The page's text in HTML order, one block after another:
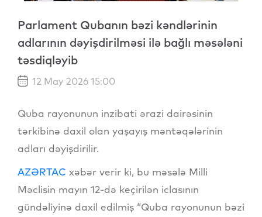
Parlament Qubanın bəzi kəndlərinin
adlarının dəyişdirilməsi ilə bağlı məsələni
təsdiqləyib
12 May 2026 15:00
Quba rayonunun inzibati ərazi dairəsinin
tərkibinə daxil olan yaşayış məntəqələrinin
adları dəyişdirilir.
AZƏRTAC xəbər verir ki, bu məsələ Milli
Məclisin mayın 12-də keçirilən iclasının
gündəliyinə daxil edilmiş “Quba rayonunun bəzi